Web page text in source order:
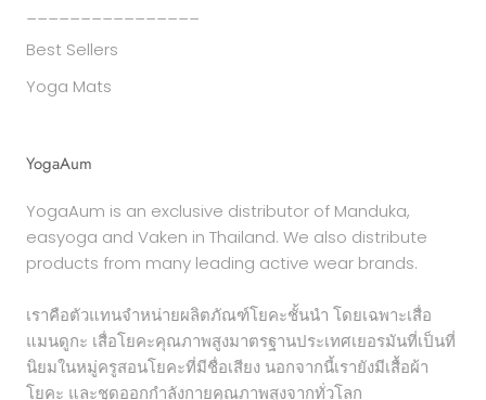
________________
Best Sellers
Yoga Mats
YogaAum
YogaAum is an exclusive distributor of Manduka,
easyoga and Vaken in Thailand. We also distribute
products from many leading active wear brands.
เราคือตัวแทนจำหน่ายผลิตภัณฑ์โยคะชั้นนำ โดยเฉพาะเสื่อ
แมนดูกะ เสื่อโยคะคุณภาพสูงมาตรฐานประเทศเยอรมันที่เป็นที่
นิยมในหมู่ครูสอนโยคะที่มีชื่อเสียง นอกจากนี้เรายังมีเสื้อผ้า
โยคะ และชุดออกกำลังกายคุณภาพสูงจากทั่วโลก